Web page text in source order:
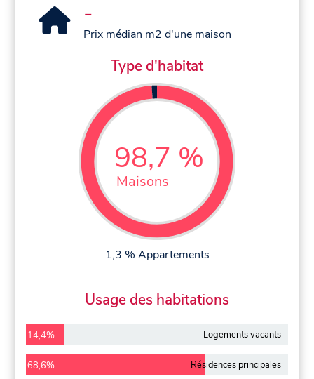
-
Prix médian m2 d'une maison
Type d'habitat
98,7 %
Maisons
1,3 % Appartements
Usage des habitations
14,4% Logements vacants
68,6% Résidences principales